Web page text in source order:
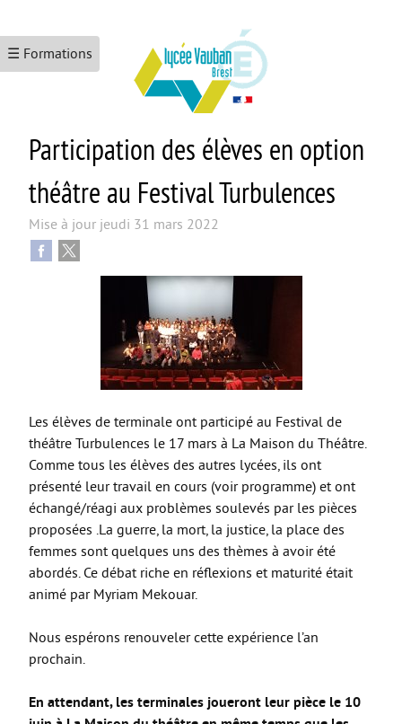
☰ Formations
ACCUEIL
LE LYCÉE
Les formations
Le numérique
L’école promotrice de la santé
Maison Des Lycéens
Erasmus +
Internat et restauration
Dossiers d’inscription
MDLS
FORMATIONS PRO
3ème PM
Bac Pro CIEL
Bac Pro MSPC
Participation des élèves en option
théâtre au Festival Turbulences
Mise à jour jeudi 31 mars 2022
Les élèves de terminale ont participé au Festival de
théâtre Turbulences le 17 mars à La Maison du Théâtre.
Comme tous les élèves des autres lycées, ils ont
présenté leur travail en cours (voir programme) et ont
échangé/réagi aux problèmes soulevés par les pièces
proposées .La guerre, la mort, la justice, la place des
femmes sont quelques uns des thèmes à avoir été
abordés. Ce débat riche en réflexions et maturité était
animé par Myriam Mekouar.
Nous espérons renouveler cette expérience l’an
prochain.
En attendant, les terminales joueront leur pièce le 10